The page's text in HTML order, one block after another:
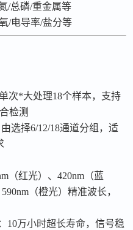
/总磷/重金属等
/电导率/盐分等
次*大处理18个样本，支持
检测
由选择6/12/18通道分组，适
（红光）、420nm（蓝
（橙光）精准波长，
10万小时超长寿命，信号稳